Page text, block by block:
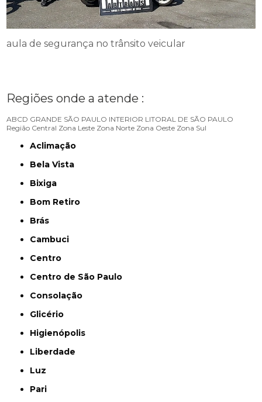
aula de segurança no trânsito veicular
Regiões onde a atende :
ABCD GRANDE SÃO PAULO INTERIOR LITORAL DE SÃO PAULO
Região Central Zona Leste Zona Norte Zona Oeste Zona Sul
Aclimação
Bela Vista
Bixiga
Bom Retiro
Brás
Cambuci
Centro
Centro de São Paulo
Consolação
Glicério
Higienópolis
Liberdade
Luz
Pari